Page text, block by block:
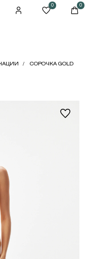
0 0
СОРОЧКА GOLD